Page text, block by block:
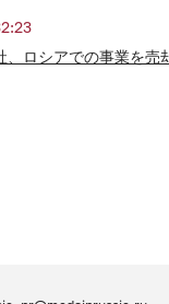
、ロシアでの事業を売